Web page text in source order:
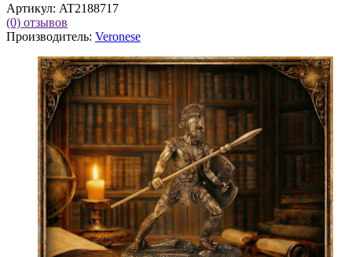
Артикул: AT2188717
(0) отзывов
Производитель: Veronese